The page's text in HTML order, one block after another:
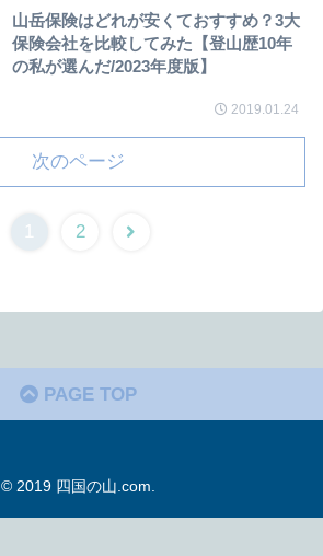
山岳保険はどれが安くておすすめ？3大
保険会社を比較してみた【登山歴10年
の私が選んだ/2023年度版】
2019.01.24
次のページ
1 2
次
PAGE TOP
© 2019 四国の山.com.